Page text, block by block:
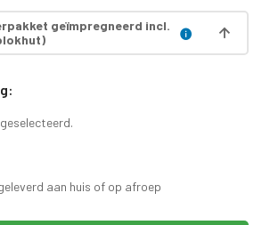
geïmpregneerd incl.
aan huis of op afroep